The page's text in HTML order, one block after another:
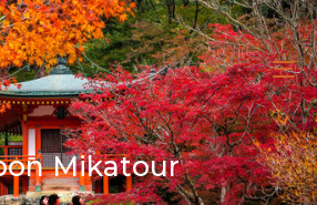
Mikatour